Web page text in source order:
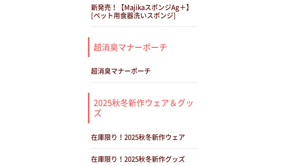
新発売！【MajikaスポンジAg＋】
[ペット用食器洗いスポンジ]
超消臭マナーポーチ
超消臭マナーポーチ
2025秋冬新作ウェア＆グッ
ズ
在庫限り！2025秋冬新作ウェア
在庫限り！2025秋冬新作グッズ